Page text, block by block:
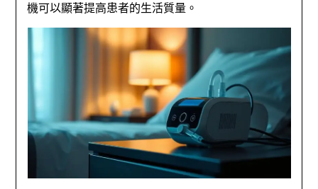
機可以顯著提高患者的生活質量。